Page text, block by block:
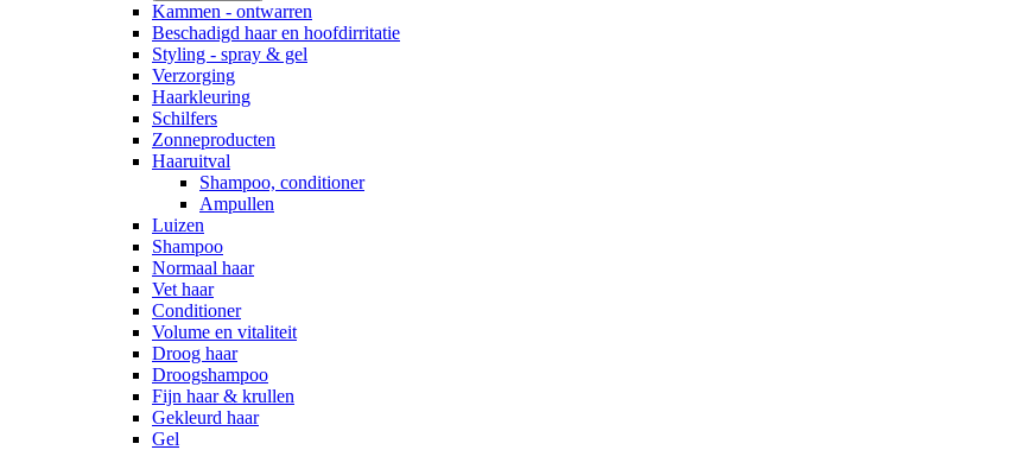
Kammen - ontwarren
Beschadigd haar en hoofdirritatie
Styling - spray & gel
Verzorging
Haarkleuring
Schilfers
Zonneproducten
Haaruitval
Shampoo, conditioner
Ampullen
Luizen
Shampoo
Normaal haar
Vet haar
Conditioner
Volume en vitaliteit
Droog haar
Droogshampoo
Fijn haar & krullen
Gekleurd haar
Gel